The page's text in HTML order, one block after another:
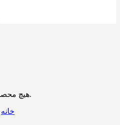
هیچ محصولی در سبد خرید نیست.
خانه